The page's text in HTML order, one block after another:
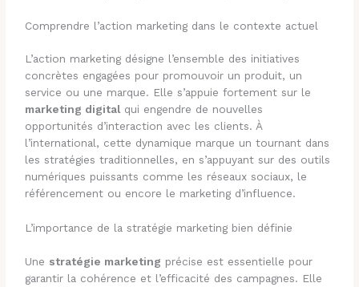
Comprendre l’action marketing dans le contexte actuel
L’action marketing désigne l’ensemble des initiatives
concrètes engagées pour promouvoir un produit, un
service ou une marque. Elle s’appuie fortement sur le
marketing digital qui engendre de nouvelles
opportunités d’interaction avec les clients. À
l’international, cette dynamique marque un tournant dans
les stratégies traditionnelles, en s’appuyant sur des outils
numériques puissants comme les réseaux sociaux, le
référencement ou encore le marketing d’influence.
L’importance de la stratégie marketing bien définie
Une stratégie marketing précise est essentielle pour
garantir la cohérence et l’efficacité des campagnes. Elle